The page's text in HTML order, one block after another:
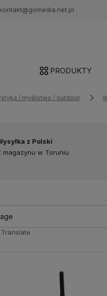
kontakt@gomedia.net.pl
PRODUKTY
/ myślistwo / outdoor
z Polski
magazynu w Toruniu
Translate